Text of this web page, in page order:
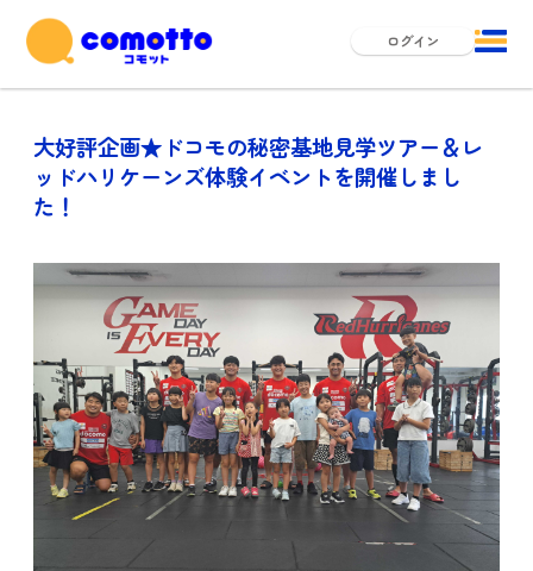
ログイン
大好評企画★ドコモの秘密基地見学ツアー＆レ
ッドハリケーンズ体験イベントを開催しまし
た！